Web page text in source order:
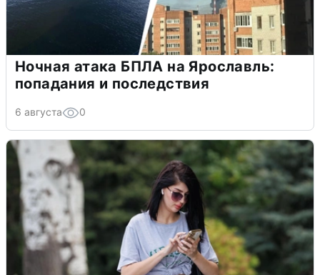
Ночная атака БПЛА на Ярославль:
попадания и последствия
6 августа 0